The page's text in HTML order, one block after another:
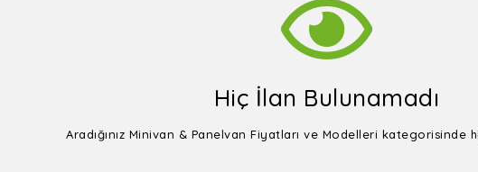
Hiç İlan Bulunamadı
Aradığınız Minivan & Panelvan Fiyatları ve Modelleri kategorisinde